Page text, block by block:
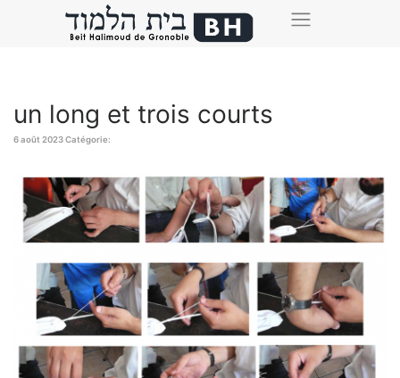
un long et trois courts
6 août 2023Catégorie: